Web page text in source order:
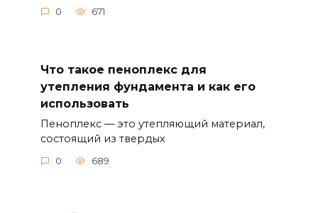
0 671
Что такое пеноплекс для
утепления фундамента и как его
использовать
Пеноплекс — это утепляющий материал,
состоящий из твердых
0 689